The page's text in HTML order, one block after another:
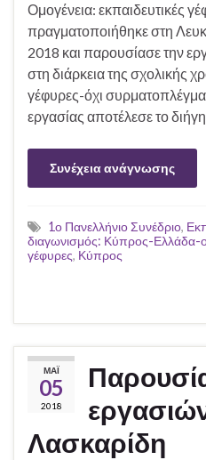
Ομογένεια: εκπαιδευτικές
πραγματοποιήθηκε στη
2018 και παρουσίασε την
στη διάρκεια της σχολικής
γέφυρες-όχι
εργασίας αποτέλεσε το
Συνέχεια ανάγνωσης
1ο Πανελλήνιο Συνέδριο,
διαγωνισμός: Κύπρος-Ελλάδα-
γέφυρες, Κύπρος
ΜΆΙ
05
2018
Λασκαρίδη